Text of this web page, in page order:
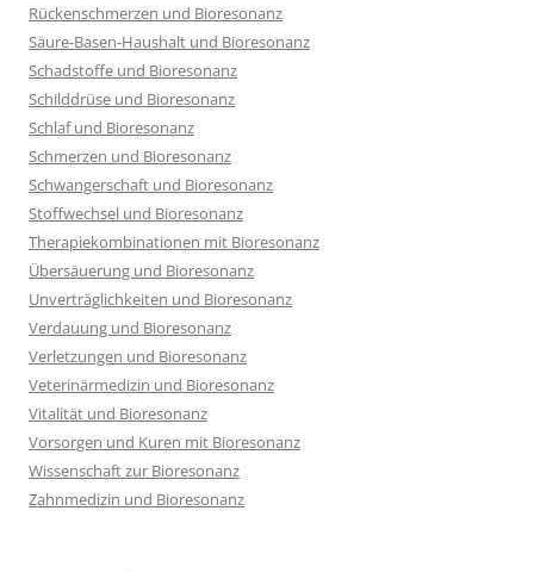
Rückenschmerzen und Bioresonanz
Säure-Basen-Haushalt und Bioresonanz
Schadstoffe und Bioresonanz
Schilddrüse und Bioresonanz
Schlaf und Bioresonanz
Schmerzen und Bioresonanz
Schwangerschaft und Bioresonanz
Stoffwechsel und Bioresonanz
Therapiekombinationen mit Bioresonanz
Übersäuerung und Bioresonanz
Unverträglichkeiten und Bioresonanz
Verdauung und Bioresonanz
Verletzungen und Bioresonanz
Veterinärmedizin und Bioresonanz
Vitalität und Bioresonanz
Vorsorgen und Kuren mit Bioresonanz
Wissenschaft zur Bioresonanz
Zahnmedizin und Bioresonanz